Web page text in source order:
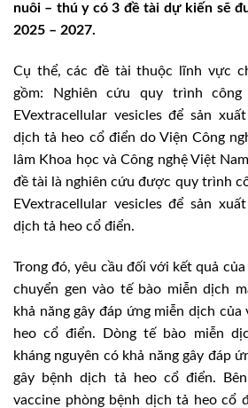
nuôi – thú y có 3 đề tài dự kiến sẽ
2025 – 2027.
Cụ thể, các đề tài thuộc lĩnh vực
gồm: Nghiên cứu quy trình
EVextracellular vesicles để sản
dịch tả heo cổ điển do Viện Công
lâm Khoa học và Công nghệ Việt
đề tài là nghiên cứu được quy trình
EVextracellular vesicles để sản
dịch tả heo cổ điển.
Trong đó, yêu cầu đối với kết quả
chuyển gen vào tế bào miễn dịch
khả năng gây đáp ứng miễn dịch
heo cổ điển. Dòng tế bào miễn
kháng nguyên có khả năng gây đáp
gây bệnh dịch tả heo cổ điển.
vaccine phòng bệnh dịch tả heo cổ